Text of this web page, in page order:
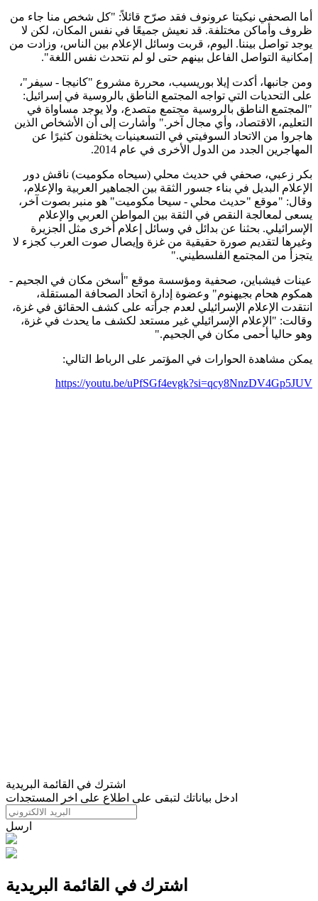
أما الصحفي نيكيتا عرونوف فقد صرّح قائلاً: "كل شخص منا جاء من
ظروف وأماكن مختلفة. قد نعيش جميعًا في نفس المكان، لكن لا
يوجد تواصل بيننا. اليوم، قربت وسائل الإعلام بين الناس، وزادت من
إمكانية التواصل الفاعل بينهم حتى لو لم نتحدث نفس اللغة".
ومن جانبها، أكدت إيلا بوريسيب، محررة مشروع "كانيجا - سيفر"،
على التحديات التي تواجه المجتمع الناطق بالروسية في إسرائيل:
"المجتمع الناطق بالروسية مجتمع متصدع، ولا يوجد مساواة في
التعليم، الاقتصاد، وأي مجال آخر." وأشارت إلى أن الأشخاص الذين
هاجروا من الاتحاد السوفيتي في التسعينيات يختلفون كثيرًا عن
المهاجرين الجدد من الدول الأخرى في عام 2014.
بكر زعبي، صحفي في حديث محلي (سيحاه مكوميت) ناقش دور
الإعلام البديل في بناء جسور الثقة بين الجماهير العربية والإعلام،
وقال: "موقع "حديث محلي - سيحا مكوميت" هو منبر بصوت آخر،
يسعى لمعالجة النقص في الثقة بين المواطن العربي والإعلام
الإسرائيلي. بحثنا عن بدائل في وسائل إعلام أخرى مثل الجزيرة
وغيرها لتقديم صورة حقيقية من غزة وإيصال صوت العرب كجزء لا
يتجزأ من المجتمع الفلسطيني."
عينات فيشباين، صحفية ومؤسسة موقع "أسخن مكان في الجحيم -
همكوم هحام بجيهنوم" وعضوة إدارة اتحاد الصحافة المستقلة،
انتقدت الإعلام الإسرائيلي لعدم جرأته على كشف الحقائق في غزة،
وقالت: "الإعلام الإسرائيلي غير مستعد لكشف ما يحدث في غزة،
وهو حاليا أحمى مكان في الجحيم."
يمكن مشاهدة الحوارات في المؤتمر على الرباط التالي:
https://youtu.be/uPfSGf4evgk?si=qcy8NnzDV4Gp5JUV
اشترك في القائمة البريدية
ادخل بياناتك لتبقى على اطلاع على اخر المستجدات
ارسل
اشترك في القائمة البريدية